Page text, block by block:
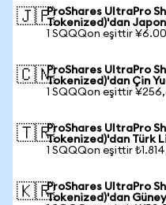
🇯🇵ProShares UltraPro
Tokenized)'dan
1 SQQQon eşittir
🇨🇳ProShares UltraPro
Tokenized)'dan Çin
1 SQQQon eşittir
🇹🇷ProShares UltraPro
Tokenized)'dan Türk
1 SQQQon eşittir
🇰🇷ProShares UltraPro
Tokenized)'dan